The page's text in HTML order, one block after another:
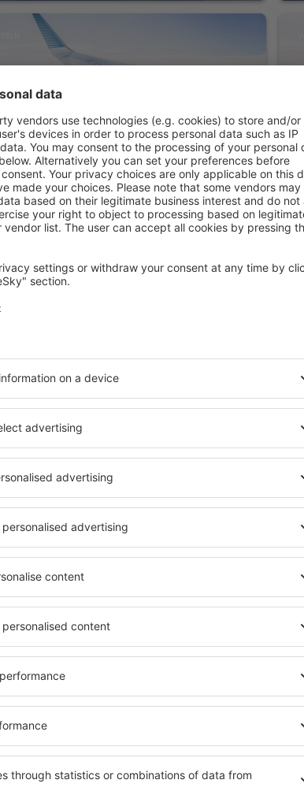
& Gasthaus Zur Linde
14 august 2026, 2 nopți
14 august 2026, 2 nopți
Vedeţi mai multe oferte în Rethem
buget şi
spațioase,
și de
city break.
lângă
Acest lucru
și de
că
să
vă veţi
Rethem – cea
Puteți alege dintr-o ofertă
proprietăți pentru o singură
ȋn vârstă și grupuri. Oaspeţii
pensiuni care oferă intimitate
Rethem. Facilitățile din
auto, transport public,
relaxare sau distracţie,
Dacă doriţi cazare de lux în
se potrivească. Veți găsi tot
călătoria de afaceri la
Rethem cu facilități pentru
copii, precum și pentru cei
companie.